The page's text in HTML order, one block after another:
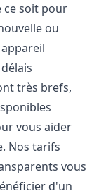
ce soit pour
ou
très brefs,
vous aider
Nos tarifs
vous
d'un